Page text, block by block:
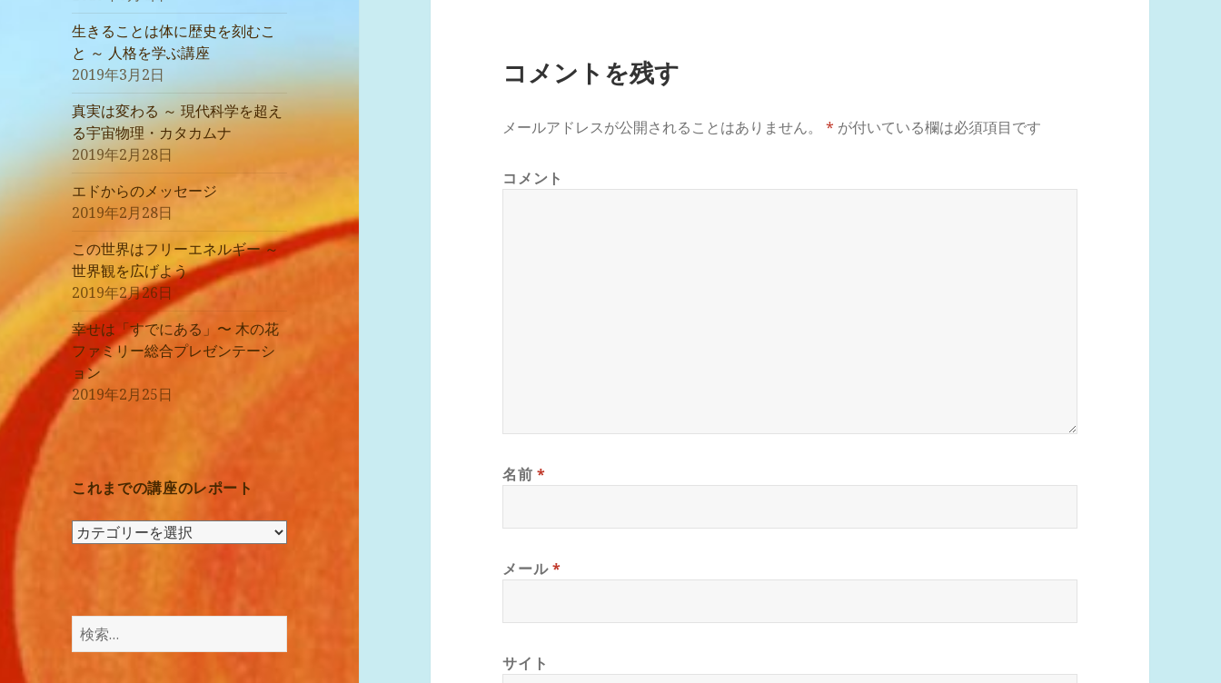
生きることは体に歴史を刻むこ
と ～ 人格を学ぶ講座
2019年3月2日
真実は変わる ～ 現代科学を超え
る宇宙物理・カタカムナ
2019年2月28日
エドからのメッセージ
2019年2月28日
この世界はフリーエネルギー ～
世界観を広げよう
2019年2月26日
幸せは「すでにある」〜 木の花
ファミリー総合プレゼンテーシ
ョン
2019年2月25日
これまでの講座のレポート
こ
の
講
検
索:
コメントを残す
メールアドレスが公開されることはありません。 * が付いている欄は必須項目です
コメント
名前*
メール*
サイト